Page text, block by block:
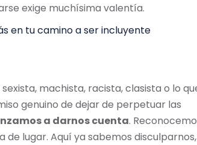
exige muchísima valentía.
en tu camino a ser incluyente
machista, racista, clasista o lo
genuino de dejar de perpetuar las
a darnos cuenta.
lugar. Aquí ya sabemos disculparnos,